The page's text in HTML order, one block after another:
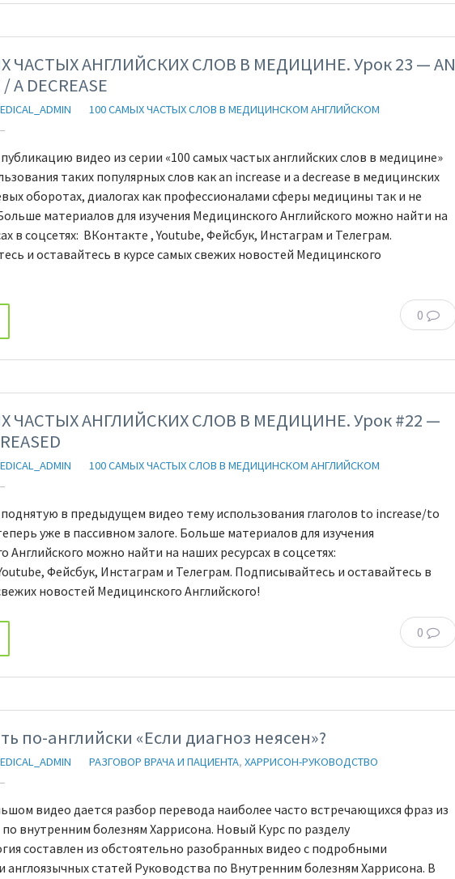
ЧАСТЫХ АНГЛИЙСКИХ СЛОВ В МЕДИЦИНЕ. Урок 23 — AN
A DECREASE
100 САМЫХ ЧАСТЫХ СЛОВ В МЕДИЦИНСКОМ АНГЛИЙСКОМ
видео из серии «100 самых частых английских слов в медицине»
таких популярных слов как an increase и a decrease в медицинских
оборотах, диалогах как профессионалами сферы медицины так и не
материалов для изучения Медицинского Английского можно найти на
в соцсетях: ВКонтакте , Youtube, Фейсбук, Инстаграм и Телеграм.
и оставайтесь в курсе самых свежих новостей Медицинского
0
ЧАСТЫХ АНГЛИЙСКИХ СЛОВ В МЕДИЦИНЕ. Урок #22 —
100 САМЫХ ЧАСТЫХ СЛОВ В МЕДИЦИНСКОМ АНГЛИЙСКОМ
в предыдущем видео тему использования глаголов to increase/to
уже в пассивном залоге. Больше материалов для изучения
Английского можно найти на наших ресурсах в соцсетях:
Фейсбук, Инстаграм и Телеграм. Подписывайтесь и оставайтесь в
новостей Медицинского Английского!
0
по-английски «Если диагноз неясен»?
РАЗГОВОР ВРАЧА И ПАЦИЕНТА, ХАРРИСОН-РУКОВОДСТВО
видео дается разбор перевода наиболее часто встречающихся фраз из
внутренним болезням Харрисона. Новый Курс по разделу
составлен из обстоятельно разобранных видео с подробными
англоязычных статей Руководства по Внутренним болезням Харрисона. В